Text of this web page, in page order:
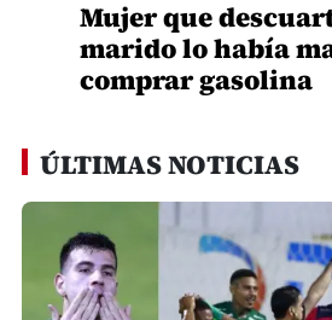
Mujer que
marido lo había
comprar gasolina
ÚLTIMAS NOTICIAS